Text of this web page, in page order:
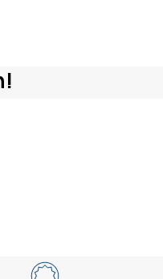
Bu ürüne